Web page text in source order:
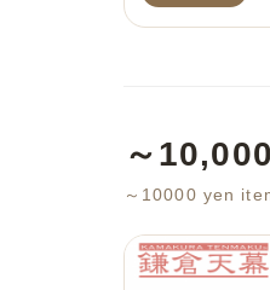
～
～10000 yen